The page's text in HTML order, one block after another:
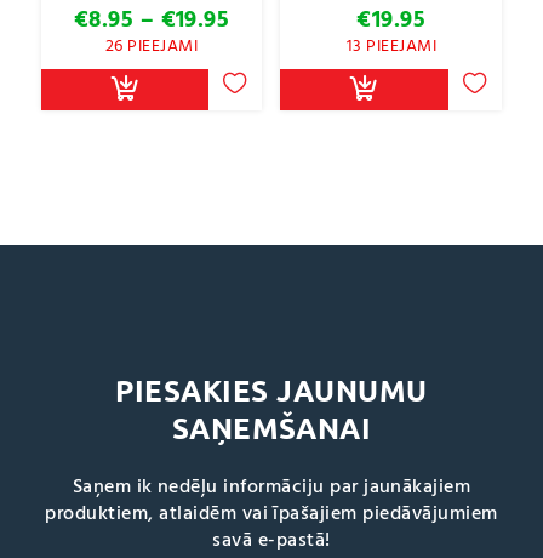
€8.95 – €19.95
€8.95
through
€19.95
26 PIEEJAMI
€19.95
13 PIEEJAMI
PIESAKIES JAUNUMU
SAŅEMŠANAI
Saņem ik nedēļu informāciju par jaunākajiem
produktiem, atlaidēm vai īpašajiem piedāvājumiem
savā e-pastā!